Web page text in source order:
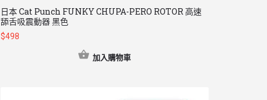
日本 Cat Punch FUNKY CHUPA-PERO ROTOR 高速
舔舌吸震動器 黑色
$498
加入購物車